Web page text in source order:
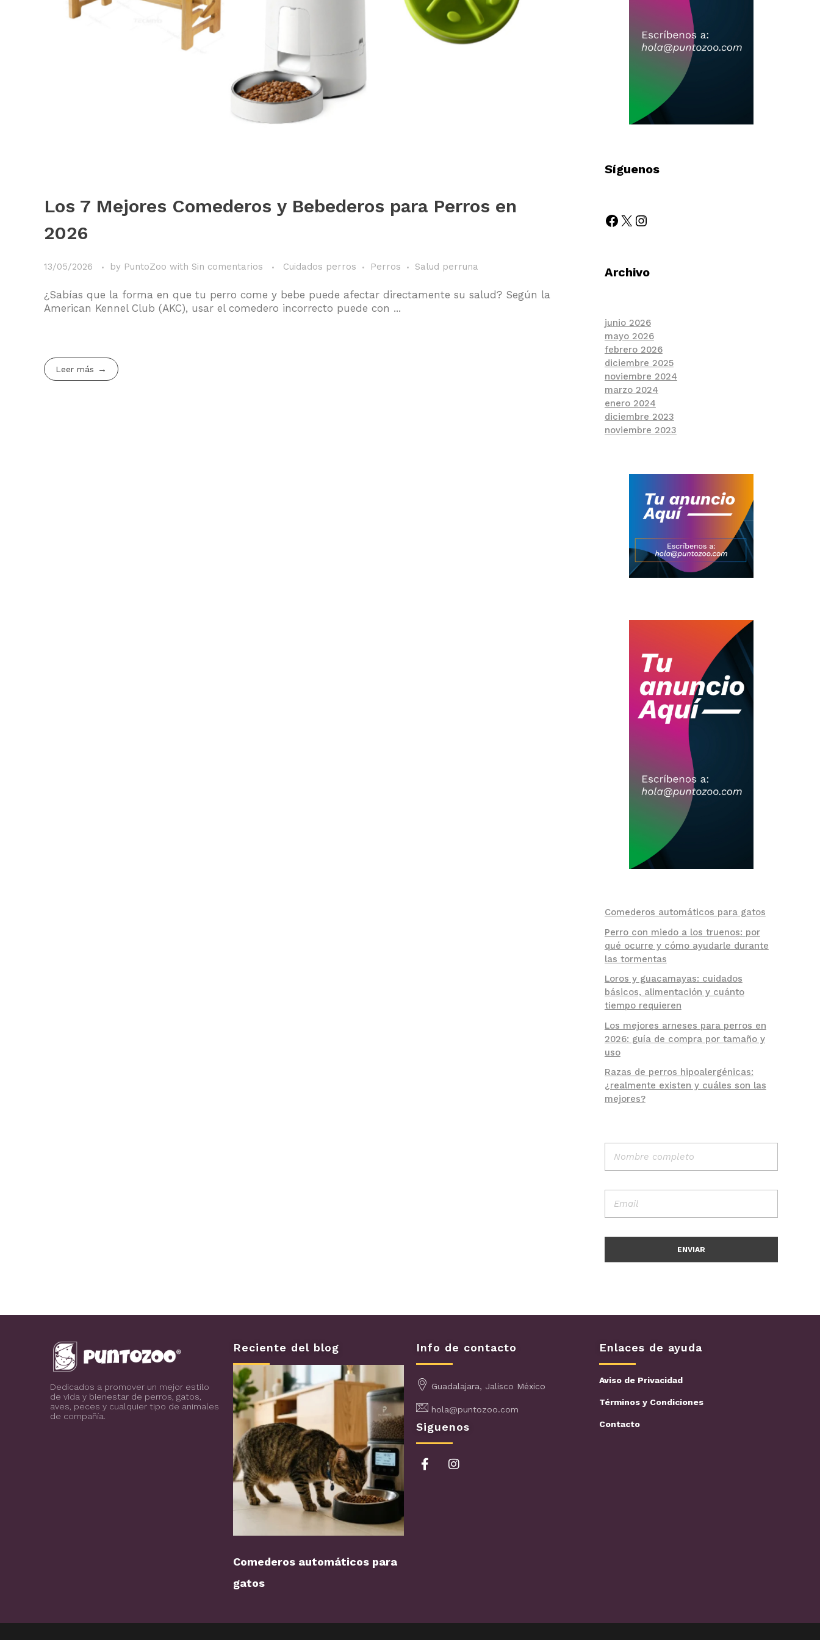
Los 7 Mejores Comederos y Bebederos para Perros en
2026
13/05/2026 by PuntoZoo with Sin comentarios Cuidados perros Perros Salud perruna
¿Sabías que la forma en que tu perro come y bebe puede afectar directamente su salud? Según la
American Kennel Club (AKC), usar el comedero incorrecto puede con ...
Leer más
Síguenos
Archivo
junio 2026
mayo 2026
febrero 2026
diciembre 2025
noviembre 2024
marzo 2024
enero 2024
diciembre 2023
noviembre 2023
Comederos automáticos para gatos
Perro con miedo a los truenos: por
qué ocurre y cómo ayudarle durante
las tormentas
Loros y guacamayas: cuidados
básicos, alimentación y cuánto
tiempo requieren
Los mejores arneses para perros en
2026: guía de compra por tamaño y
uso
Razas de perros hipoalergénicas:
¿realmente existen y cuáles son las
mejores?
PuntoZoo
Dedicados a promover un mejor estilo
de vida y bienestar de perros, gatos,
aves, peces y cualquier tipo de animales
de compañía.
Reciente del blog
Comederos automáticos para
gatos
Info de contacto
Guadalajara, Jalisco México
hola@puntozoo.com
Siguenos
Enlaces de ayuda
Aviso de Privacidad
Términos y Condiciones
Contacto